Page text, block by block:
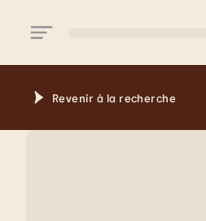
Revenir à la recherche